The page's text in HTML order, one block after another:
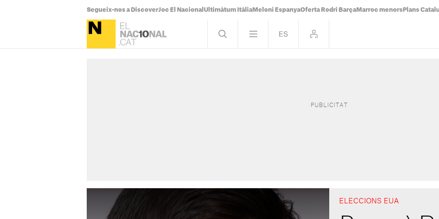
Segueix-nos a DiscoverJoc El Nacional Ultimàtum Itàlia Meloni EspanyaOferta Rodri Barça Marroc menors Plans
ELECCIONS EUA